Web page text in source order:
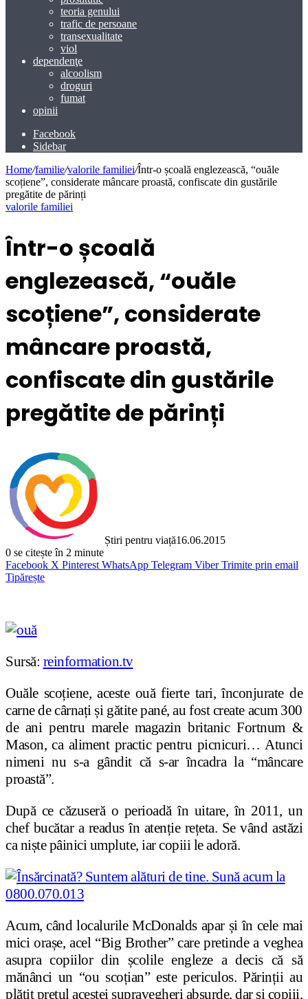
teoria genului
trafic de persoane
transexualitate
viol
dependenţe
alcoolism
droguri
fumat
opinii
Facebook
Sidebar
Home/familie/valorile familiei/Într-o școală englezească, “ouăle
scoțiene”, considerate mâncare proastă, confiscate din gustările
pregătite de părinți
valorile familiei
Într-o școală
englezească, “ouăle
scoțiene”, considerate
mâncare proastă,
confiscate din gustările
pregătite de părinți
Știri pentru viață16.06.2015
0 se citește în 2 minute
Facebook X Pinterest WhatsApp Telegram Viber Trimite prin email
Tipărește
Sursă: reinformation.tv
Ouăle scoțiene, aceste ouă fierte tari, înconjurate de
carne de cârnați și gătite pané, au fost create acum 300
de ani pentru marele magazin britanic Fortnum &
Mason, ca aliment practic pentru picnicuri… Atunci
nimeni nu s-a gândit că s-ar încadra la “mâncare
proastă”.
După ce căzuseră o perioadă în uitare, în 2011, un
chef bucătar a readus în atenție rețeta. Se vând astăzi
ca niște pâinici umplute, iar copiii le adoră.
Acum, când localurile McDonalds apar și în cele mai
mici orașe, acel “Big Brother” care pretinde a veghea
asupra copiilor din școlile engleze a decis că să
mănânci un “ou scoțian” este periculos. Părinții au
plătit prețul acestei supravegheri absurde, dar și copiii,